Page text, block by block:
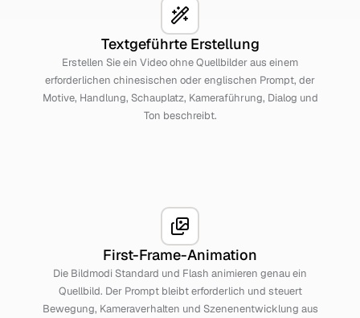
Textgeführte Erstellung
Erstellen Sie ein Video ohne Quellbilder aus einem
erforderlichen chinesischen oder englischen Prompt, der
Motive, Handlung, Schauplatz, Kameraführung, Dialog und
Ton beschreibt.
First-Frame-Animation
Die Bildmodi Standard und Flash animieren genau ein
Quellbild. Der Prompt bleibt erforderlich und steuert
Bewegung, Kameraverhalten und Szenenentwicklung aus